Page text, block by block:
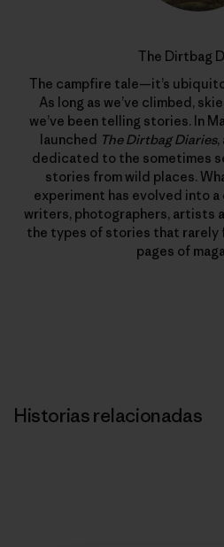
The Dirtbag
The campfire tale—it’s
As long as we’ve climbed,
we’ve been telling stories. In
launched The Dirtbag Diaries,
dedicated to the sometimes
stories from wild places.
experiment has evolved into
writers, photographers, artists
the types of stories that rarely
pages of
Historias relacionadas